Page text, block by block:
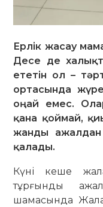
Ерлік жасау
Десе де
ететін ол –
ортасында
оңай емес.
қана қоймай,
жанды ажалдан
қалады.
Күні кеше
тұрғынды
шамасында